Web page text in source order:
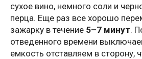
сухое вино, немного соли и
перца. Еще раз все хорошо
зажарку в течение 5–7 минут.
отведенного времени
емкость отставляем в